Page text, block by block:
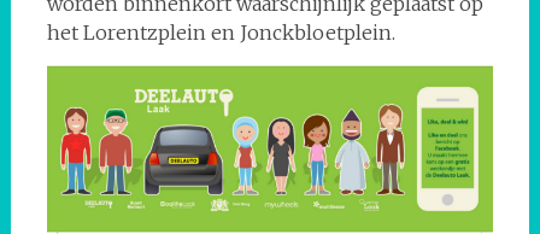
het Lorentzplein en Jonckbloetplein.